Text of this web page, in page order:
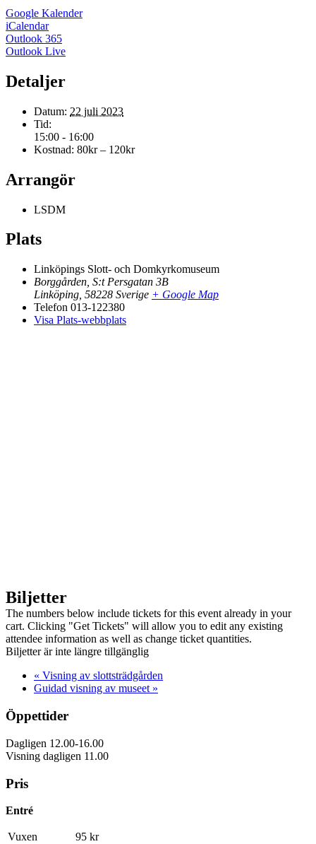
Google Kalender
iCalendar
Outlook 365
Outlook Live
Detaljer
Datum: 22 juli 2023
Tid:
15:00 - 16:00
Kostnad: 80kr – 120kr
Arrangör
LSDM
Plats
Linköpings Slott- och Domkyrkomuseum
Borggården, S:t Persgatan 3B
Linköping 58228 Sverige + Google Map
Telefon 013-122380
Visa Plats-webbplats
Biljetter
The numbers below include tickets for this event already in your
cart. Clicking "Get Tickets" will allow you to edit any existing
attendee information as well as change ticket quantities.
Biljetter är inte längre tillgänglig
« Visning av slottsträdgården
Guidad visning av museet »
Öppettider
Dagligen 12.00-16.00
Visning dagligen 11.00
Pris
Entré
Vuxen
95 kr